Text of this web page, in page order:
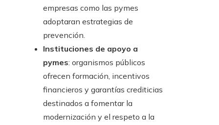
empresas como las pymes
adoptaran estrategias de
prevención.
Instituciones de apoyo a
pymes: organismos públicos
ofrecen formación, incentivos
financieros y garantías crediticias
destinados a fomentar la
modernización y el respeto a la